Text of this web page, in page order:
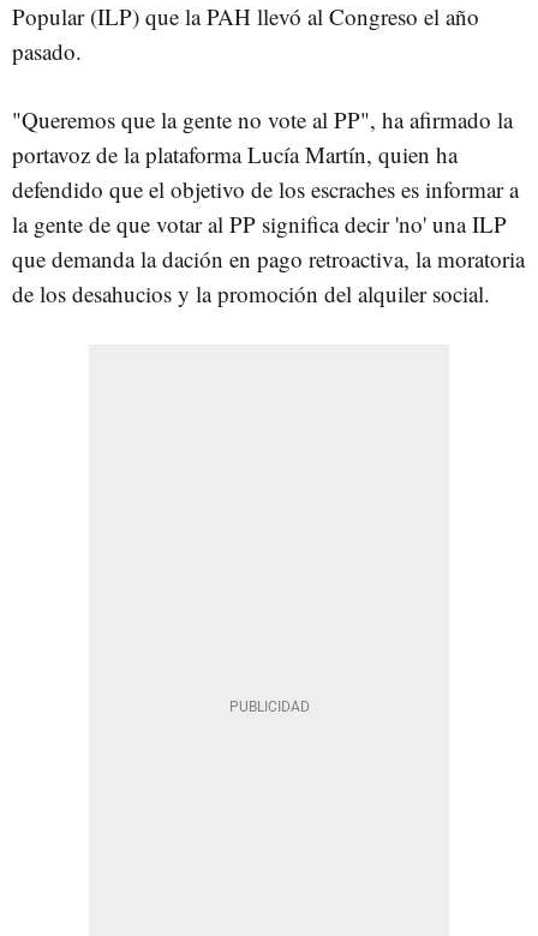
Popular (ILP) que la PAH llevó al Congreso el año
pasado.
"Queremos que la gente no vote al PP", ha afirmado la
portavoz de la plataforma Lucía Martín, quien ha
defendido que el objetivo de los escraches es informar a
la gente de que votar al PP significa decir 'no' una ILP
que demanda la dación en pago retroactiva, la moratoria
de los desahucios y la promoción del alquiler social.